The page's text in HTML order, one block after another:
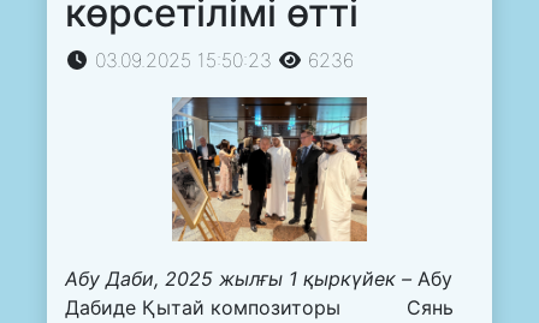
көрсетілімі өтті
03.09.2025 15:50:23 6236
Абу Даби, 2025 жылғы 1 қыркүйек – Абу
Дабиде Қытай композиторы Сянь